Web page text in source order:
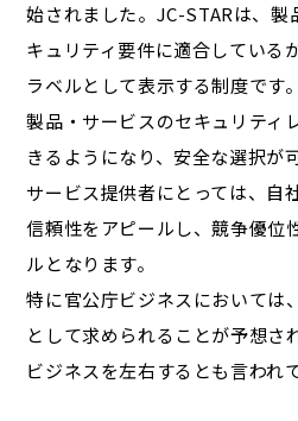
始されました。JC-STARは、製
キュリティ要件に適合している
ラベルとして表示する制度です
製品・サービスのセキュリティ
きるようになり、安全な選択が
サービス提供者にとっては、自
信頼性をアピールし、競争優位
ルとなります。
特に官公庁ビジネスにおいては
として求められることが予想さ
ビジネスを左右するとも言われ